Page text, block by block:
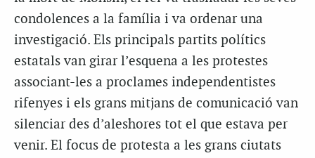
condolences a la família i va ordenar una
investigació. Els principals partits polítics
estatals van girar l’esquena a les protestes
associant-les a proclames independentistes
rifenyes i els grans mitjans de comunicació van
silenciar des d’aleshores tot el que estava per
venir. El focus de protesta a les grans ciutats